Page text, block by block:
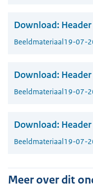
Download:
Beeldmateriaal19-07-
Download:
Beeldmateriaal19-07-
Download:
Beeldmateriaal19-07-
Meer over dit